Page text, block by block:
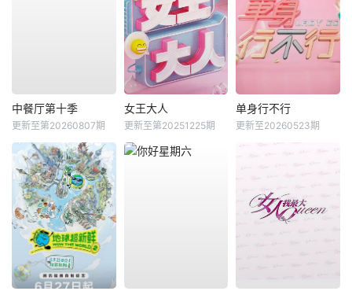
中餐厅第十季
更新至第20260807期
女王大人
更新至第20251225期
单身行不行
更新至20260523期